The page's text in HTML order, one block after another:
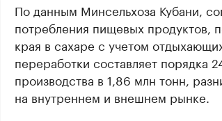
По данным Минсельхоза Кубани,
потребления пищевых продуктов,
края в сахаре с учетом
переработки составляет порядка
производства в 1,86 млн тонн,
на внутреннем и внешнем рынке.